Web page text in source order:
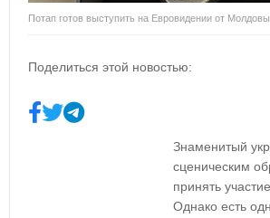
Потап готов выступить на Евровидении от Молдовы
Поделиться этой новостью:
Знаменитый
сценическим
принять
Однако есть